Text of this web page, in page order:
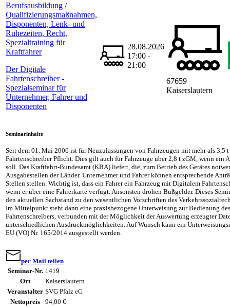
Berufsausbildung /
Qualifizierungsmaßnahmen,
Disponenten, Lenk- und
Ruhezeiten, Recht,
Spezialtraining für
Kraftfahrer
Der Digitale
Fahrtenschreiber -
Spezialseminar für
Unternehmer, Fahrer und
Disponenten
28.08.2026
17:00 -
21:00
67659
Kaiserslautern
Seminarinhalte
Seit dem 01. Mai 2006 ist für Neuzulassungen von Fahrzeugen mit mehr als 3,5
Fahrtenschreiber Pflicht. Dies gilt auch für Fahrzeuge über 2,8 t zGM, wenn ein
soll. Das Kraftfahrt-Bundesamt (KBA) liefert, die, zum Betrieb des Gerätes
Ausgabestellen der Länder. Unternehmer und Fahrer können entsprechende
Stellen stellen. Wichtig ist, dass ein Fahrer ein Fahrzeug mit Digitalem
wenn er über eine Fahrerkarte verfügt. Ansonsten drohen Bußgelder. Dieses
den aktuellen Sachstand zu den wesentlichen Vorschriften des
Im Mittelpunkt steht dann eine praxisbezogene Unterweisung zur Bedienung
Fahrtenschreibers, verbunden mit der Möglichkeit der Auswertung erzeugter
unterschiedlichen Ausdruckmöglichkeiten. Auf Wunsch kann ein
EU (VO) Nr. 165/2014 ausgestellt werden.
per Mail teilen
Seminar-Nr. 1419
Ort
Kaiserslautern
Veranstalter SVG Pfalz eG
Nettopreis
94,00 €